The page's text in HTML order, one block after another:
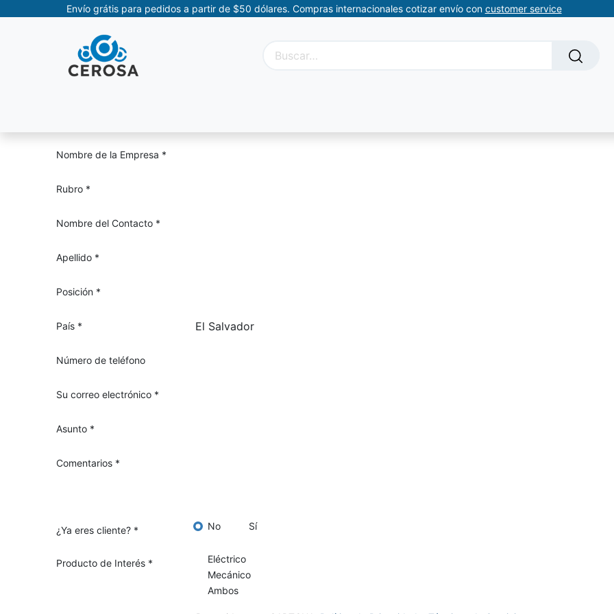
Envío grátis para pedidos a partir de $50 dólares. Compras internacionales cotizar envío con customer service
Nombre de la Empresa *
Rubro *
Nombre del Contacto *
Apellido *
Posición *
País *
Número de teléfono
Su correo electrónico *
Asunto *
Comentarios *
¿Ya eres cliente? * No Sí
Producto de Interés *
Eléctrico
Mecánico
Ambos